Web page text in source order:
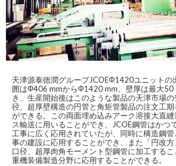
天津源泰徳潤グループJCOEΦ1420ユニットの
囲はΦ406 mmからΦ1420 mm、壁厚は最大50
き、生産開始後はこのような製品の天津市場
径、超厚壁構造の円管と角矩管製品の注文工
ができる。この両面埋め込みアーク溶接大直
ス輸送に用いることができ、JCOE鋼管はかつ
工事に広く応用されていたが、同時に構造鋼
事の建設に応用することができ、また「円改
口径、超厚肉角モーメント型鋼管に加工する
重機装備製造分野に応用することができる。